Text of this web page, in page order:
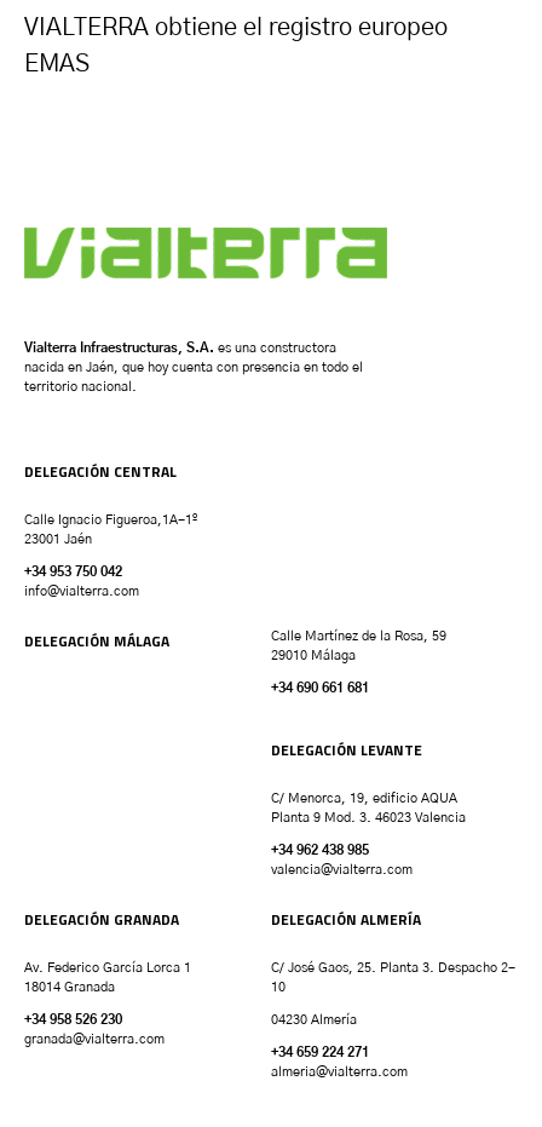
VIALTERRA obtiene el registro europeo
EMAS
Vialterra Infraestructuras, S.A. es una constructora
nacida en Jaén, que hoy cuenta con presencia en todo el
territorio nacional.
DELEGACIÓN CENTRAL
Calle Ignacio Figueroa,1A-1º
23001 Jaén
+34 953 750 042
info@vialterra.com
DELEGACIÓN MÁLAGA
Calle Martínez de la Rosa, 59
29010 Málaga
+34 690 661 681
DELEGACIÓN LEVANTE
C/ Menorca, 19, edificio AQUA
Planta 9 Mod. 3. 46023 Valencia
+34 962 438 985
valencia@vialterra.com
DELEGACIÓN GRANADA
Av. Federico García Lorca 1
18014 Granada
+34 958 526 230
granada@vialterra.com
DELEGACIÓN ALMERÍA
C/ José Gaos, 25. Planta 3. Despacho 2-
10
04230 Almería
+34 659 224 271
almeria@vialterra.com